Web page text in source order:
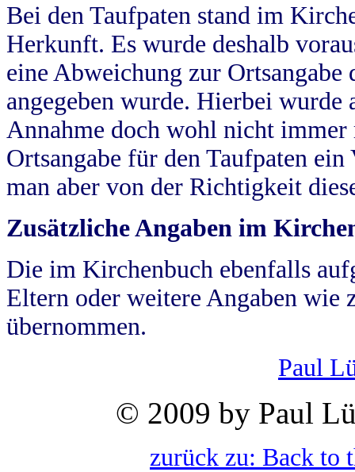
Bei den Taufpaten stand im
Herkunft. Es wurde deshalb
eine Abweichung zur
angegeben wurde. Hierbei wurde
Annahme doch wohl nicht
Ortsangabe für den Taufpaten
man aber von der Richtigkeit
Zusätzliche Angaben im
Die im Kirchenbuch ebenfalls
Eltern oder weitere Angaben wie
übernommen.
Paul
© 2009 by Paul
zurück zu: Back to